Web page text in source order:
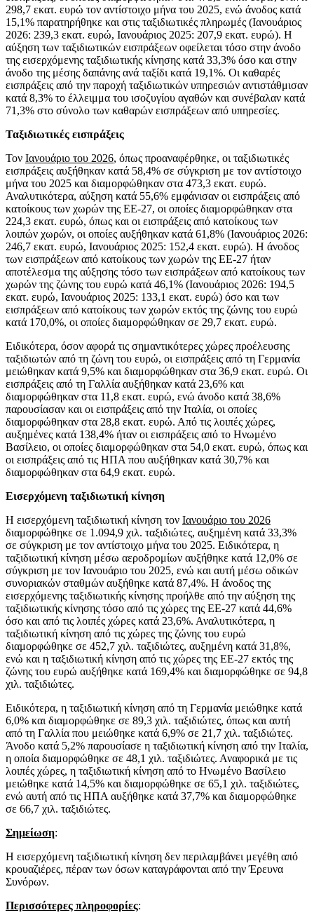
298,7 εκατ. ευρώ τον αντίστοιχο μήνα του 2025, ενώ άνοδος κατά
15,1% παρατηρήθηκε και στις ταξιδιωτικές πληρωμές (Ιανουάριος
2026: 239,3 εκατ. ευρώ, Ιανουάριος 2025: 207,9 εκατ. ευρώ). Η
αύξηση των ταξιδιωτικών εισπράξεων οφείλεται τόσο στην άνοδο
της εισερχόμενης ταξιδιωτικής κίνησης κατά 33,3% όσο και στην
άνοδο της μέσης δαπάνης ανά ταξίδι κατά 19,1%. Οι καθαρές
εισπράξεις από την παροχή ταξιδιωτικών υπηρεσιών αντιστάθμισαν
κατά 8,3% το έλλειμμα του ισοζυγίου αγαθών και συνέβαλαν κατά
71,3% στο σύνολο των καθαρών εισπράξεων από υπηρεσίες.
Ταξιδιωτικές εισπράξεις
Τον Ιανουάριο του 2026, όπως προαναφέρθηκε, οι ταξιδιωτικές
εισπράξεις αυξήθηκαν κατά 58,4% σε σύγκριση με τον αντίστοιχο
μήνα του 2025 και διαμορφώθηκαν στα 473,3 εκατ. ευρώ.
Αναλυτικότερα, αύξηση κατά 55,6% εμφάνισαν οι εισπράξεις από
κατοίκους των χωρών της ΕΕ‑27, οι οποίες διαμορφώθηκαν στα
224,3 εκατ. ευρώ, όπως και οι εισπράξεις από κατοίκους των
λοιπών χωρών, οι οποίες αυξήθηκαν κατά 61,8% (Ιανουάριος 2026:
246,7 εκατ. ευρώ, Ιανουάριος 2025: 152,4 εκατ. ευρώ). Η άνοδος
των εισπράξεων από κατοίκους των χωρών της ΕΕ-27 ήταν
αποτέλεσμα της αύξησης τόσο των εισπράξεων από κατοίκους των
χωρών της ζώνης του ευρώ κατά 46,1% (Ιανουάριος 2026: 194,5
εκατ. ευρώ, Ιανουάριος 2025: 133,1 εκατ. ευρώ) όσο και των
εισπράξεων από κατοίκους των χωρών εκτός της ζώνης του ευρώ
κατά 170,0%, οι οποίες διαμορφώθηκαν σε 29,7 εκατ. ευρώ.
Ειδικότερα, όσον αφορά τις σημαντικότερες χώρες προέλευσης
ταξιδιωτών από τη ζώνη του ευρώ, οι εισπράξεις από τη Γερμανία
μειώθηκαν κατά 9,5% και διαμορφώθηκαν στα 36,9 εκατ. ευρώ. Οι
εισπράξεις από τη Γαλλία αυξήθηκαν κατά 23,6% και
διαμορφώθηκαν στα 11,8 εκατ. ευρώ, ενώ άνοδο κατά 38,6%
παρουσίασαν και οι εισπράξεις από την Ιταλία, οι οποίες
διαμορφώθηκαν στα 28,8 εκατ. ευρώ. Από τις λοιπές χώρες,
αυξημένες κατά 138,4% ήταν οι εισπράξεις από το Ηνωμένο
Βασίλειο, οι οποίες διαμορφώθηκαν στα 54,0 εκατ. ευρώ, όπως και
οι εισπράξεις από τις ΗΠΑ που αυξήθηκαν κατά 30,7% και
διαμορφώθηκαν στα 64,9 εκατ. ευρώ.
Εισερχόμενη ταξιδιωτική κίνηση
Η εισερχόμενη ταξιδιωτική κίνηση τον Ιανουάριο του 2026
διαμορφώθηκε σε 1.094,9 χιλ. ταξιδιώτες, αυξημένη κατά 33,3%
σε σύγκριση με τον αντίστοιχο μήνα του 2025. Ειδικότερα, η
ταξιδιωτική κίνηση μέσω αεροδρομίων αυξήθηκε κατά 12,0% σε
σύγκριση με τον Ιανουάριο του 2025, ενώ και αυτή μέσω οδικών
συνοριακών σταθμών αυξήθηκε κατά 87,4%. Η άνοδος της
εισερχόμενης ταξιδιωτικής κίνησης προήλθε από την αύξηση της
ταξιδιωτικής κίνησης τόσο από τις χώρες της ΕΕ-27 κατά 44,6%
όσο και από τις λοιπές χώρες κατά 23,6%. Αναλυτικότερα, η
ταξιδιωτική κίνηση από τις χώρες της ζώνης του ευρώ
διαμορφώθηκε σε 452,7 χιλ. ταξιδιώτες, αυξημένη κατά 31,8%,
ενώ και η ταξιδιωτική κίνηση από τις χώρες της ΕΕ‑27 εκτός της
ζώνης του ευρώ αυξήθηκε κατά 169,4% και διαμορφώθηκε σε 94,8
χιλ. ταξιδιώτες.
Ειδικότερα, η ταξιδιωτική κίνηση από τη Γερμανία μειώθηκε κατά
6,0% και διαμορφώθηκε σε 89,3 χιλ. ταξιδιώτες, όπως και αυτή
από τη Γαλλία που μειώθηκε κατά 6,9% σε 21,7 χιλ. ταξιδιώτες.
Άνοδο κατά 5,2% παρουσίασε η ταξιδιωτική κίνηση από την Ιταλία,
η οποία διαμορφώθηκε σε 48,1 χιλ. ταξιδιώτες. Αναφορικά με τις
λοιπές χώρες, η ταξιδιωτική κίνηση από το Ηνωμένο Βασίλειο
μειώθηκε κατά 14,5% και διαμορφώθηκε σε 65,1 χιλ. ταξιδιώτες,
ενώ αυτή από τις ΗΠΑ αυξήθηκε κατά 37,7% και διαμορφώθηκε
σε 66,7 χιλ. ταξιδιώτες.
Σημείωση:
Η εισερχόμενη ταξιδιωτική κίνηση δεν περιλαμβάνει μεγέθη από
κρουαζιέρες, πέραν των όσων καταγράφονται από την Έρευνα
Συνόρων.
Περισσότερες πληροφορίες: